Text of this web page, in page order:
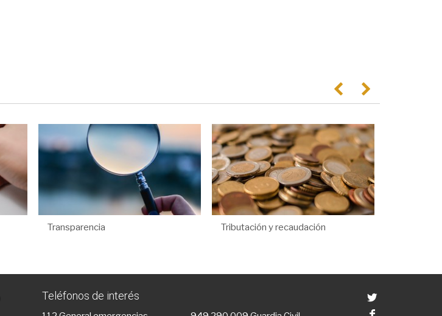
Anterior
Transparencia Tributación y recaudación
Teléfonos de interés